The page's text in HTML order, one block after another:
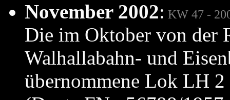
November 2002: KW 47 -
Die im Oktober von der
Walhallabahn- und
übernommene Lok LH